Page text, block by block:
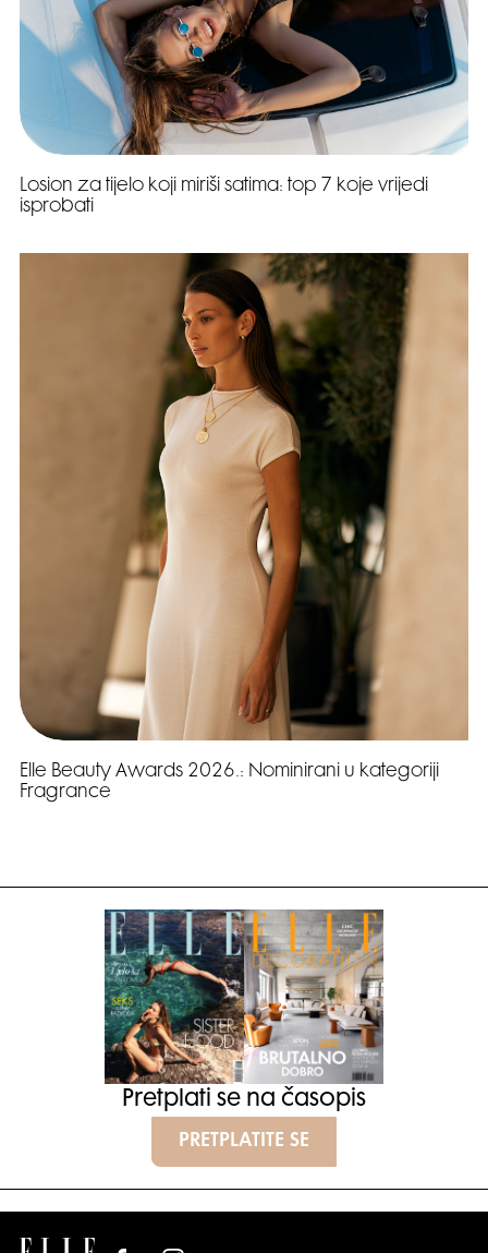
Losion za tijelo koji miriši satima: top 7 koje vrijedi
isprobati
Elle Beauty Awards 2026.: Nominirani u kategoriji
Fragrance
Pretplati se na časopis
PRETPLATITE SE